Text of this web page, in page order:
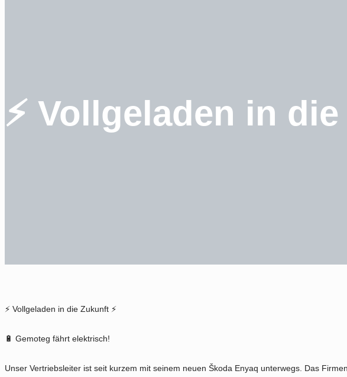
⚡ Vollgeladen in
⚡ Vollgeladen in die Zukunft ⚡
🔋 Gemoteg fährt elektrisch!
Unser Vertriebsleiter ist seit kurzem mit seinem neuen Škoda Enyaq unterwegs. Das